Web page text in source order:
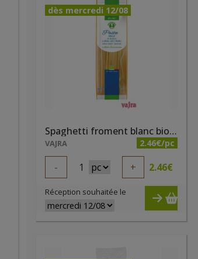
dès mercredi 12/08
Spaghetti froment blanc bio 500g Probios
VAJRA 2.46€/pc
- 1 + 2.46€
Réception souhaitée le